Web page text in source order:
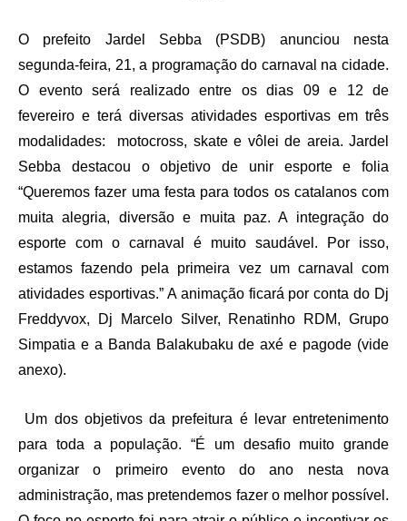
O prefeito Jardel Sebba (PSDB) anunciou nesta
segunda-feira, 21, a programação do carnaval na cidade.
O evento será realizado entre os dias 09 e 12 de
fevereiro e terá diversas atividades esportivas em três
modalidades: motocross, skate e vôlei de areia. Jardel
Sebba destacou o objetivo de unir esporte e folia
“Queremos fazer uma festa para todos os catalanos com
muita alegria, diversão e muita paz. A integração do
esporte com o carnaval é muito saudável. Por isso,
estamos fazendo pela primeira vez um carnaval com
atividades esportivas.” A animação ficará por conta do Dj
Freddyvox, Dj Marcelo Silver, Renatinho RDM, Grupo
Simpatia e a Banda Balakubaku de axé e pagode (vide
anexo).
Um dos objetivos da prefeitura é levar entretenimento
para toda a população. “É um desafio muito grande
organizar o primeiro evento do ano nesta nova
administração, mas pretendemos fazer o melhor possível.